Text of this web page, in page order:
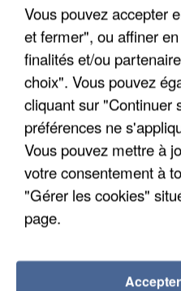
UN SECOND CADRE
INTERPELLÉ EN ALGÉRIE
Vous pouvez accepter
et fermer", ou affiner
finalités et/ou
choix". Vous pouvez
cliquant sur "Continuer
préférences ne
Vous pouvez mettre à
votre consentement à
"Gérer les cookies"
page.